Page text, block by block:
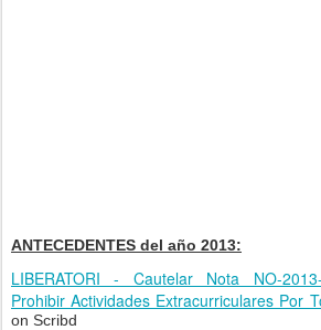
ANTECEDENTES del año 2013:
LIBERATORI - Cautelar Nota NO-
Prohibir Actividades Extracurriculares Por
on Scribd